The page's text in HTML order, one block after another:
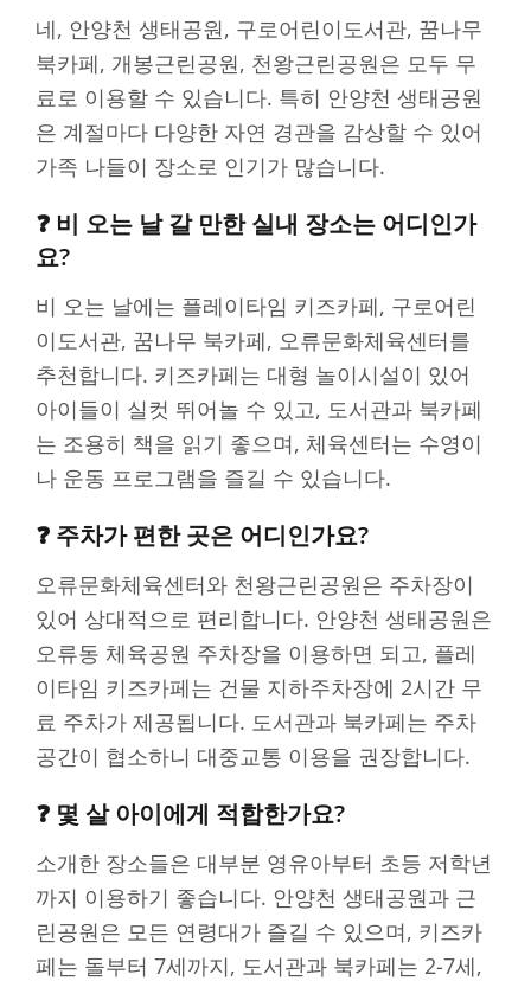
네, 안양천 생태공원, 구로어린이도서관, 꿈나무
북카페, 개봉근린공원, 천왕근린공원은 모두 무
료로 이용할 수 있습니다. 특히 안양천 생태공원
은 계절마다 다양한 자연 경관을 감상할 수 있어
가족 나들이 장소로 인기가 많습니다.
❓ 비 오는 날 갈 만한 실내 장소는 어디인가
요?
비 오는 날에는 플레이타임 키즈카페, 구로어린
이도서관, 꿈나무 북카페, 오류문화체육센터를
추천합니다. 키즈카페는 대형 놀이시설이 있어
아이들이 실컷 뛰어놀 수 있고, 도서관과 북카페
는 조용히 책을 읽기 좋으며, 체육센터는 수영이
나 운동 프로그램을 즐길 수 있습니다.
❓ 주차가 편한 곳은 어디인가요?
오류문화체육센터와 천왕근린공원은 주차장이
있어 상대적으로 편리합니다. 안양천 생태공원은
오류동 체육공원 주차장을 이용하면 되고, 플레
이타임 키즈카페는 건물 지하주차장에 2시간 무
료 주차가 제공됩니다. 도서관과 북카페는 주차
공간이 협소하니 대중교통 이용을 권장합니다.
❓ 몇 살 아이에게 적합한가요?
소개한 장소들은 대부분 영유아부터 초등 저학년
까지 이용하기 좋습니다. 안양천 생태공원과 근
린공원은 모든 연령대가 즐길 수 있으며, 키즈카
페는 돌부터 7세까지, 도서관과 북카페는 2-7세,